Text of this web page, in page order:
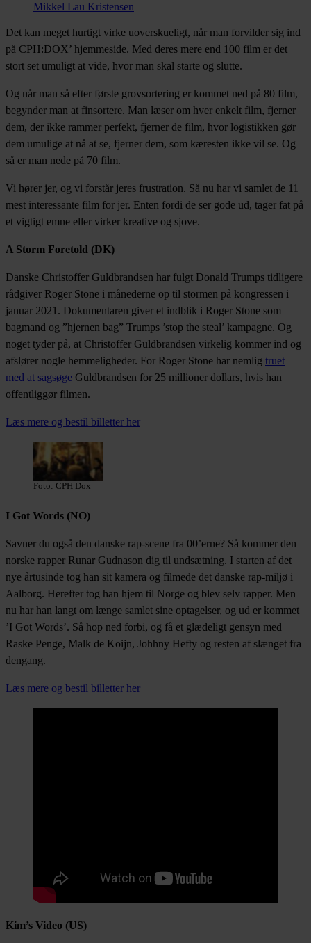
Mikkel Lau Kristensen
Facebook
Twitter
LinkedIn
Email
Det kan meget hurtigt virke uoverskueligt, når man forvilder sig ind
på CPH:DOX’ hjemmeside. Med deres mere end 100 film er det
stort set umuligt at vide, hvor man skal starte og slutte.
Og når man så efter første grovsortering er kommet ned på 80 film,
begynder man at finsortere. Man læser om hver enkelt film, fjerner
dem, der ikke rammer perfekt, fjerner de film, hvor logistikken gør
dem umulige at nå at se, fjerner dem, som kæresten ikke vil se. Og
så er man nede på 70 film.
Vi hører jer, og vi forstår jeres frustration. Så nu har vi samlet de 11
mest interessante film for jer. Enten fordi de ser gode ud, tager fat på
et vigtigt emne eller virker kreative og sjove.
A Storm Foretold (DK)
Danske Christoffer Guldbrandsen har fulgt Donald Trumps tidligere
rådgiver Roger Stone i månederne op til stormen på kongressen i
januar 2021. Dokumentaren giver et indblik i Roger Stone som
bagmand og ”hjernen bag” Trumps ’stop the steal’ kampagne. Og
noget tyder på, at Christoffer Guldbrandsen virkelig kommer ind og
afslører nogle hemmeligheder. For Roger Stone har nemlig truet
med at sagsøge Guldbrandsen for 25 millioner dollars, hvis han
offentliggør filmen.
Læs mere og bestil billetter her
Foto: CPH Dox
I Got Words (NO)
Savner du også den danske rap-scene fra 00’erne? Så kommer den
norske rapper Runar Gudnason dig til undsætning. I starten af det
nye årtusinde tog han sit kamera og filmede det danske rap-miljø i
Aalborg. Herefter tog han hjem til Norge og blev selv rapper. Men
nu har han langt om længe samlet sine optagelser, og ud er kommet
’I Got Words’. Så hop ned forbi, og få et glædeligt gensyn med
Raske Penge, Malk de Koijn, Johhny Hefty og resten af slænget fra
dengang.
Læs mere og bestil billetter her
Kim’s Video (US)